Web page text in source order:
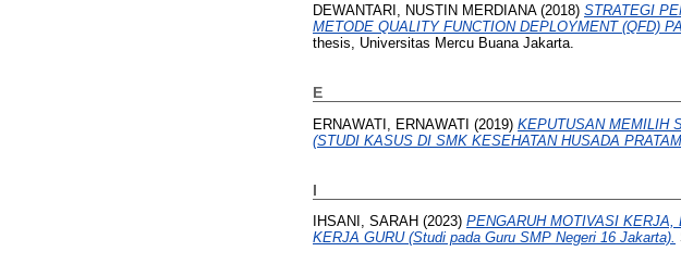
DEWANTARI, NUSTIN MERDIANA(2018) STRATEGI
METODE QUALITY FUNCTION DEPLOYMENT (QFD)
thesis, Universitas Mercu Buana Jakarta.
E
ERNAWATI, ERNAWATI (2019) KEPUTUSAN MEMILIH
(STUDI KASUS DI SMK KESEHATAN HUSADA
I
IHSANI, SARAH (2023) PENGARUH MOTIVASI
KERJA GURU (Studi pada Guru SMP Negeri 16 Jakarta).